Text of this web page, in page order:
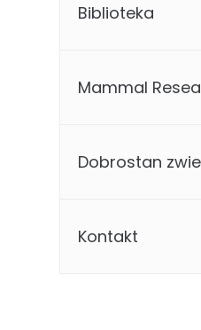
Biblioteka
Mammal
Dobrostan
Kontakt